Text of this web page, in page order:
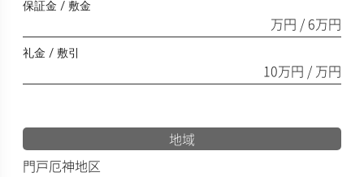
保証金 / 敷金
万円 / 6万円
礼金 / 敷引
10万円 / 万円
地域
門戸厄神地区